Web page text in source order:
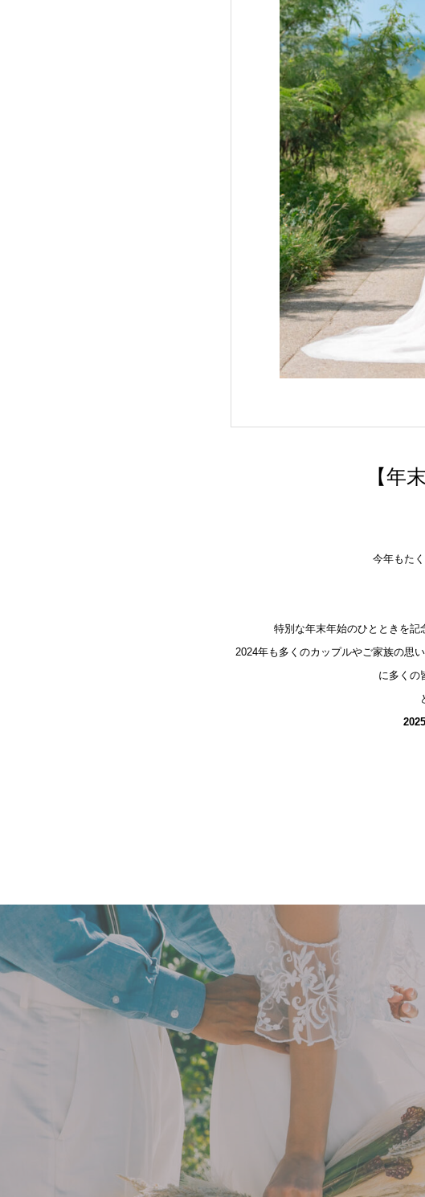
【年
今年もた
特別な年末年始のひとときを記
2024年も多くのカップルやご家族の思
に多くの